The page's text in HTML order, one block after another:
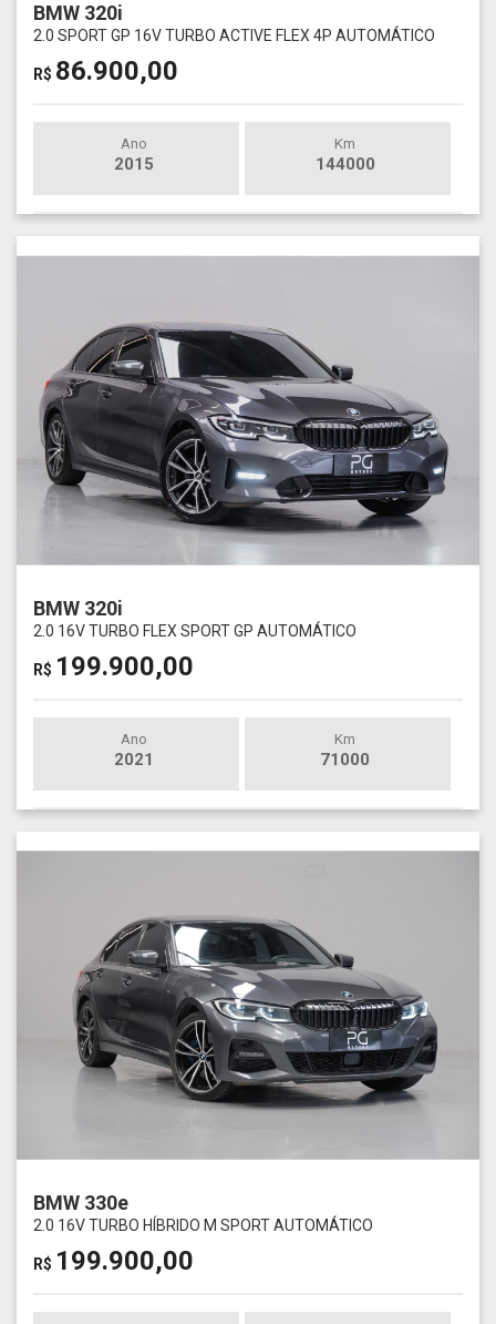
BMW 320i
2.0 SPORT GP 16V TURBO ACTIVE FLEX 4P AUTOMÁTICO
R$ 86.900,00
Ano
2015
Km
144000
BMW 320i
2.0 16V TURBO FLEX SPORT GP AUTOMÁTICO
R$ 199.900,00
Ano
2021
Km
71000
BMW 330e
2.0 16V TURBO HÍBRIDO M SPORT AUTOMÁTICO
R$ 199.900,00